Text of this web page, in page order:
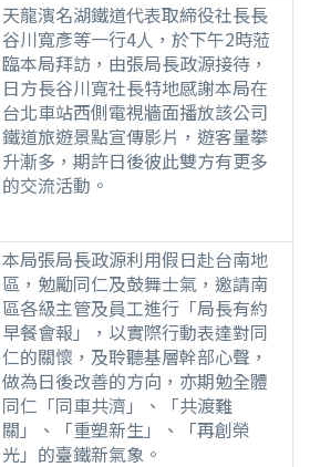
天龍濱名湖鐵道代表取締役社長長
谷川寬彥等一行4人，於下午2時蒞
臨本局拜訪，由張局長政源接待，
日方長谷川寬社長特地感謝本局在
台北車站西側電視牆面播放該公司
鐵道旅遊景點宣傳影片，遊客量攀
升漸多，期許日後彼此雙方有更多
的交流活動。
本局張局長政源利用假日赴台南地
區，勉勵同仁及鼓舞士氣，邀請南
區各級主管及員工進行「局長有約
早餐會報」，以實際行動表達對同
仁的關懷，及聆聽基層幹部心聲，
做為日後改善的方向，亦期勉全體
同仁「同車共濟」、「共渡難
關」、「重塑新生」、「再創榮
光」的臺鐵新氣象。